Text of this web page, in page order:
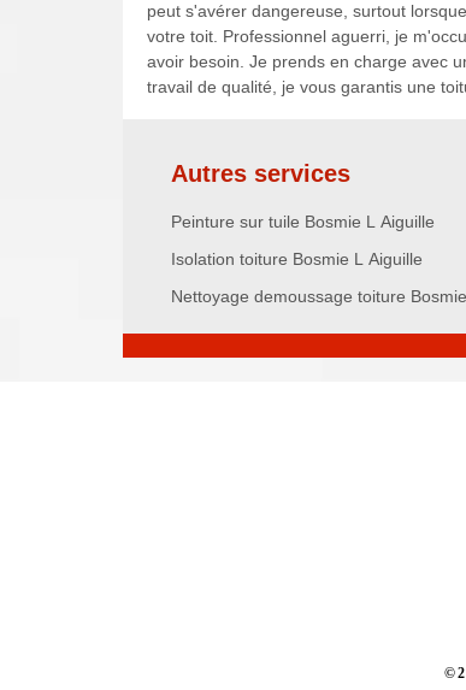
peut s'avérer dangereuse, surtout
votre toit. Professionnel aguerri, je
avoir besoin. Je prends en charge avec
travail de qualité, je vous garantis une
Autres services
Peinture sur tuile Bosmie L Aiguille
Isolation toiture Bosmie L Aiguille
Nettoyage demoussage toiture